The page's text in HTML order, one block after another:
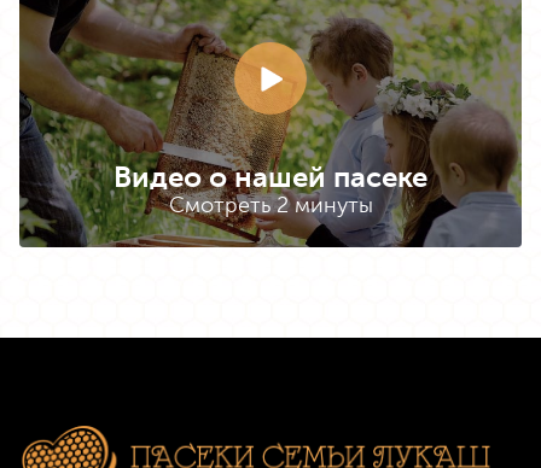
Видео о нашей пасеке
Смотреть 2 минуты